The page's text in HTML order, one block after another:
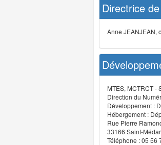
Directrice
Anne JEANJEAN,
MTES, MCTRCT -
Direction du
Développement :
Hébergement :
Rue Pierre
33166 Saint-
Téléphone : 05 56